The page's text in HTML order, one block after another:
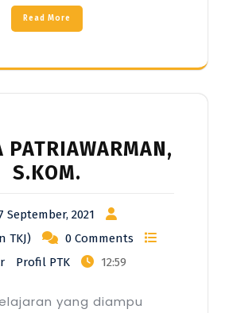
Read More
PATRIAWARMAN,
S.KOM.
September, 2021
TKJ)
0 Comments
Profil PTK 12:59